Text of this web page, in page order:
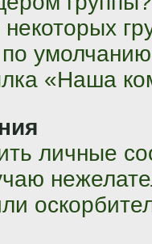
по
«Наша
личные